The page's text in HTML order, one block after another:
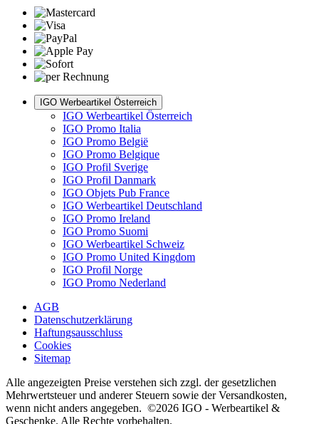
IGO Werbeartikel Österreich
IGO Werbeartikel Österreich
IGO Promo Italia
IGO Promo België
IGO Promo Belgique
IGO Profil Sverige
IGO Profil Danmark
IGO Objets Pub France
IGO Werbeartikel Deutschland
IGO Promo Ireland
IGO Promo Suomi
IGO Werbeartikel Schweiz
IGO Promo United Kingdom
IGO Profil Norge
IGO Promo Nederland
AGB
Datenschutzerklärung
Haftungsausschluss
Cookies
Sitemap
Alle angezeigten Preise verstehen sich zzgl. der gesetzlichen
Mehrwertsteuer und anderer Steuern sowie der Versandkosten,
wenn nicht anders angegeben. ©2026 IGO - Werbeartikel &
Geschenke. Alle Rechte vorbehalten.